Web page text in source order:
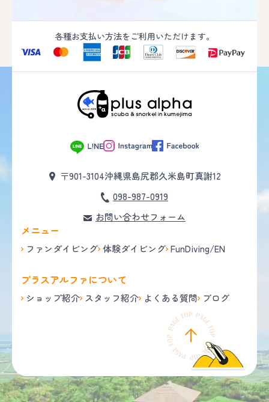
各種お支払い方法をご利用いただけます。
〒901-3104沖縄県島尻郡久米島町真謝12
098-987-0919
お問い合わせフォーム
メニュー
ファンダイビング 体験ダイビング FunDiving/EN
プラスアルファについて
ショップ紹介 スタッフ紹介 よくある質問 ブログ